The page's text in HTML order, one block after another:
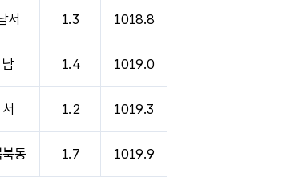
서 1.3 1018.8
남 1.4 1019.0
서 1.2 1019.3
동 1.7 1019.9